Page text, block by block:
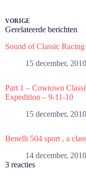
VORIGE
Gerelateerde berichten
Sound of Classic
15 december, 2010
Part 1 – Cowtown
Expedition – 9-11-10
15 december, 2010
Benelli 504 sport , a
14 december, 2010
3 reacties